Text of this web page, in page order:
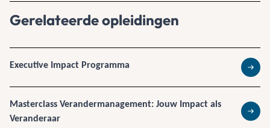
Gerelateerde opleidingen
Executive Impact Programma
Lees
Masterclass Verandermanagement: Jouw Impact als
Veranderaar
Lees